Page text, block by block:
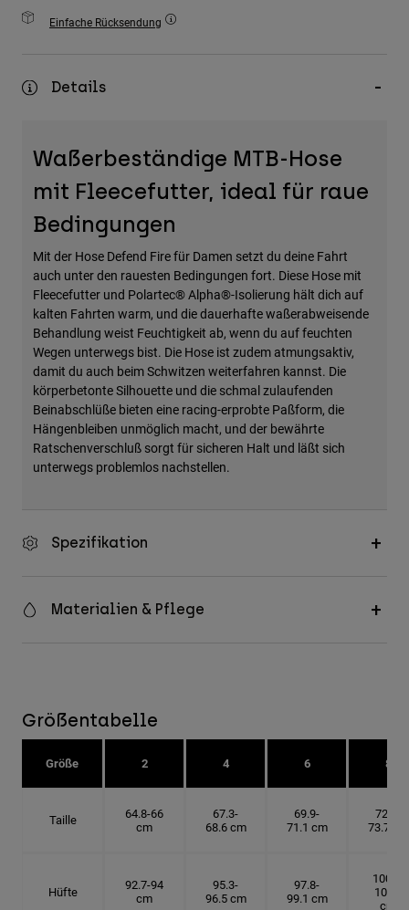
Zubehör
Taschen & Rucksäcke
Einfache Rücksendung
Details
Waßerbeständige MTB-Hose
mit Fleecefutter, ideal für raue
Bedingungen
Mit der Hose Defend Fire für Damen setzt du deine Fahrt
auch unter den rauesten Bedingungen fort. Diese Hose mit
Fleecefutter und Polartec® Alpha®-Isolierung hält dich auf
kalten Fahrten warm, und die dauerhafte waßerabweisende
Behandlung weist Feuchtigkeit ab, wenn du auf feuchten
Wegen unterwegs bist. Die Hose ist zudem atmungsaktiv,
damit du auch beim Schwitzen weiterfahren kannst. Die
körperbetonte Silhouette und die schmal zulaufenden
Beinabschlüße bieten eine racing-erprobte Paßform, die
Hängenbleiben unmöglich macht, und der bewährte
Ratschenverschluß sorgt für sicheren Halt und läßt sich
unterwegs problemlos nachstellen.
Spezifikation
Materialien & Pflege
Größentabelle
Größe 2 4 6 8
Taille
64.8-66
cm
67.3-
68.6 cm
69.9-
71.1 cm
72.4-
73.7 cm
Hüfte
92.7-94
cm
95.3-
96.5 cm
97.8-
99.1 cm
100.3-
101.6
cm